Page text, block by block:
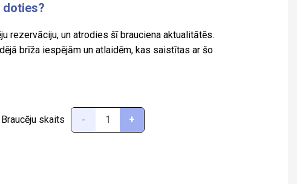
doties?
rezervāciju, un atrodies šī brauciena aktualitātēs.
brīža iespējām un atlaidēm, kas saistītas ar šo
Braucēju skaits - +